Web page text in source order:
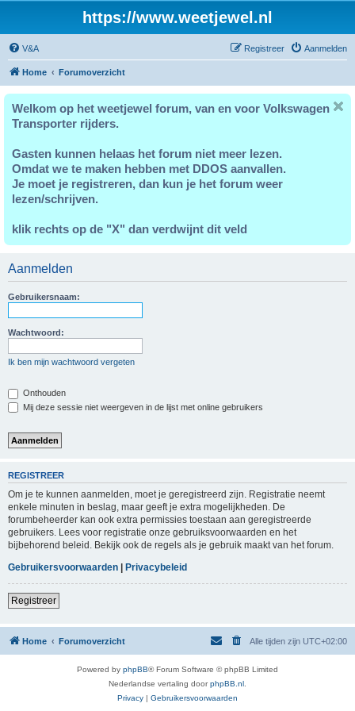
https://www.weetjewel.nl
V&A Aanmelden
Registreer
Home Forumoverzicht
Welkom op het weetjewel forum, van en voor Volkswagen
Transporter rijders.
Gasten kunnen helaas het forum niet meer lezen.
Omdat we te maken hebben met DDOS aanvallen.
Je moet je registreren, dan kun je het forum weer
lezen/schrijven.
klik rechts op de "X" dan verdwijnt dit veld
Aanmelden
Gebruikersnaam:
Wachtwoord:
Ik ben mijn wachtwoord vergeten
Onthouden
Mij deze sessie niet weergeven in de lijst met online gebruikers
REGISTREER
Om je te kunnen aanmelden, moet je geregistreerd zijn. Registratie neemt
enkele minuten in beslag, maar geeft je extra mogelijkheden. De
forumbeheerder kan ook extra permissies toestaan aan geregistreerde
gebruikers. Lees voor registratie onze gebruiksvoorwaarden en het
bijbehorend beleid. Bekijk ook de regels als je gebruik maakt van het forum.
Gebruikersvoorwaarden | Privacybeleid
Registreer
Home Forumoverzicht Alle tijden zijn UTC+02:00
Powered by phpBB® Forum Software © phpBB Limited
Nederlandse vertaling doorphpBB.nl
Privacy | Gebruikersvoorwaarden